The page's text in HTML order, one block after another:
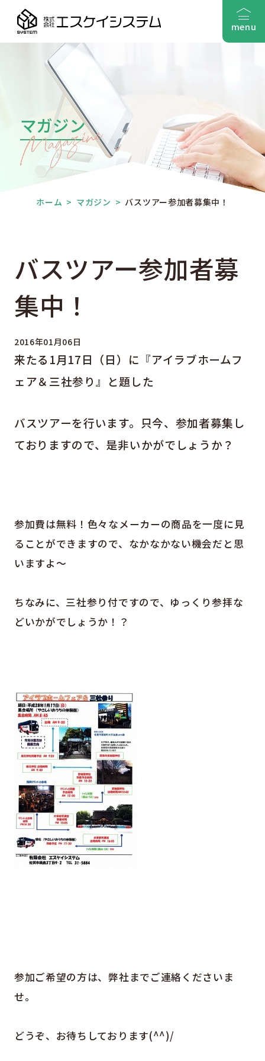
menu
マガジン
ホーム > マガジン > バスツアー参加者募集中！
バスツアー参加者募
集中！
2016年01月06日
来たる1月17日（日）に『アイラブホームフ
ェア＆三社参り』と題した
バスツアーを行います。只今、参加者募集し
ておりますので、是非いかがでしょうか？
参加費は無料！色々なメーカーの商品を一度に見
ることができますので、なかなかない機会だと思
いますよ～
ちなみに、三社参り付ですので、ゆっくり参拝な
どいかがでしょうか！？
参加ご希望の方は、弊社までご連絡くださいま
せ。
どうぞ、お待ちしております(^^)/